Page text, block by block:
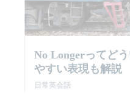
No Longerってど
やすい表現も解説
日常英会話